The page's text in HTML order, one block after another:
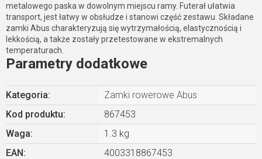
metalowego paska w dowolnym miejscu ramy. Futerał ułatwia
transport, jest łatwy w obsłudze i stanowi część zestawu. Składane
zamki Abus charakteryzują się wytrzymałością, elastycznością i
lekkością, a także zostały przetestowane w ekstremalnych
temperaturach.
Parametry dodatkowe
Kategoria:
Zamki rowerowe Abus
Kod produktu:
867453
Waga:
1.3 kg
EAN: 4003318867453